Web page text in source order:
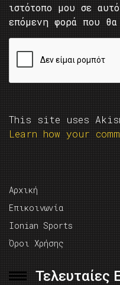
ιστότοπο μου σε
επόμενη φορά που θα
This site uses
Learn how your
Αρχική
Επικοινωνία
Ionian Sports
Όροι Χρήσης
Τελευταίες